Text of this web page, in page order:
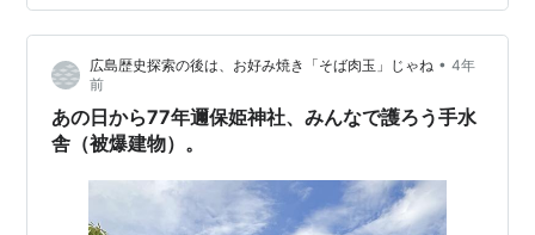
1945年(昭和20年)雲ひとつ無い晴天の朝に、突如として
現れた地面を天空を破壊させる巨大な悪魔を見ることと
なりました。 木造の本堂、庫裡は焼失こそは免れたもの
の全壊、 唯一鐘楼と十三塔は爆風にも耐え残りました。
鐘楼は昭和9年…
広島歴史探索の後は、お好み焼き「そば肉玉」じゃね • 4年
前
あの日から77年邇保姫神社、みんなで護ろう手水
舎（被爆建物）。